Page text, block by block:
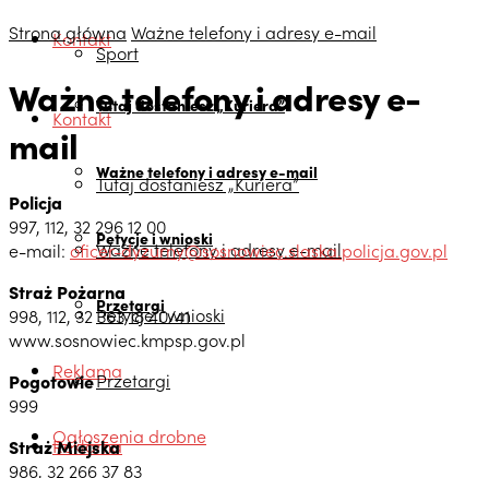
Kontakt
Tutaj dostaniesz „Kuriera”
Ważne telefony i adresy e-mail
Petycje i wnioski
Przetargi
Reklama
Ogłoszenia drobne
Sport
Kontakt
Tutaj dostaniesz „Kuriera”
Ważne telefony i adresy e-mail
Petycje i wnioski
Przetargi
Reklama
Strona główna Ważne telefony i adresy e-mail
Ważne telefony i adresy e-
mail
Policja
997, 112, 32 296 12 00
e-mail: oficer-dyzurny@sosnowiec.slaska.policja.gov.pl
Straż Pożarna
998, 112, 32 363 18 40/41
www.sosnowiec.kmpsp.gov.pl
Pogotowie
999
Straż Miejska
986, 32 266 37 83